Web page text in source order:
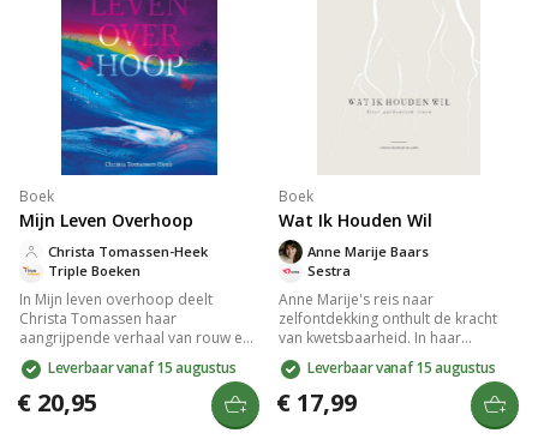
Boek
Mijn Leven Overhoop
Triple Boeken
Christa Tomassen-Heek
In Mijn leven overhoop deelt
Christa Tomassen haar
aangrijpende verhaal van rouw en
herstel na het verlies van haar man
en kinderloosheid na een
levertransplantatie. Ondanks
depressie en een eetstoornis vindt
ze nieuwe liefde en vreugde, met
Leverbaar vanaf 15 augustus
€ 20,95
Boek
Wat Ik Houden Wil
Sestra
Anne Marije Baars
Anne Marije's reis naar
zelfontdekking onthult de kracht
van kwetsbaarheid. In haar
zoektocht naar authenticiteit leert
ze omgaan met burn-outs en
depressies, omarmt ze haar
autisme, en vindt ze vrijheid in
Leverbaar vanaf 15 augustus
€ 17,99